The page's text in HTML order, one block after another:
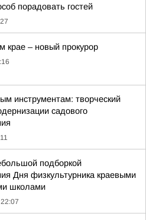
порадовать гостей
крае – новый прокурор
инструментам: творческий
садового
подборкой
Дня физкультурника краевыми
школами